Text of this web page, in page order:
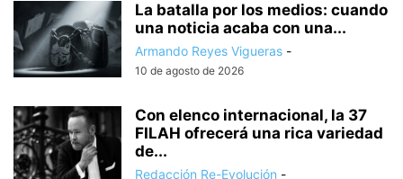
La batalla por los medios: cuando
una noticia acaba con una...
Armando Reyes Vigueras -
10 de agosto de 2026
Con elenco internacional, la 37
FILAH ofrecerá una rica variedad
de...
Redacción Re-Evolución -